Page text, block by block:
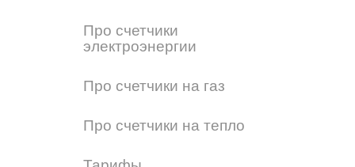
Про счетчики
электроэнергии
Про счетчики на газ
Про счетчики на тепло